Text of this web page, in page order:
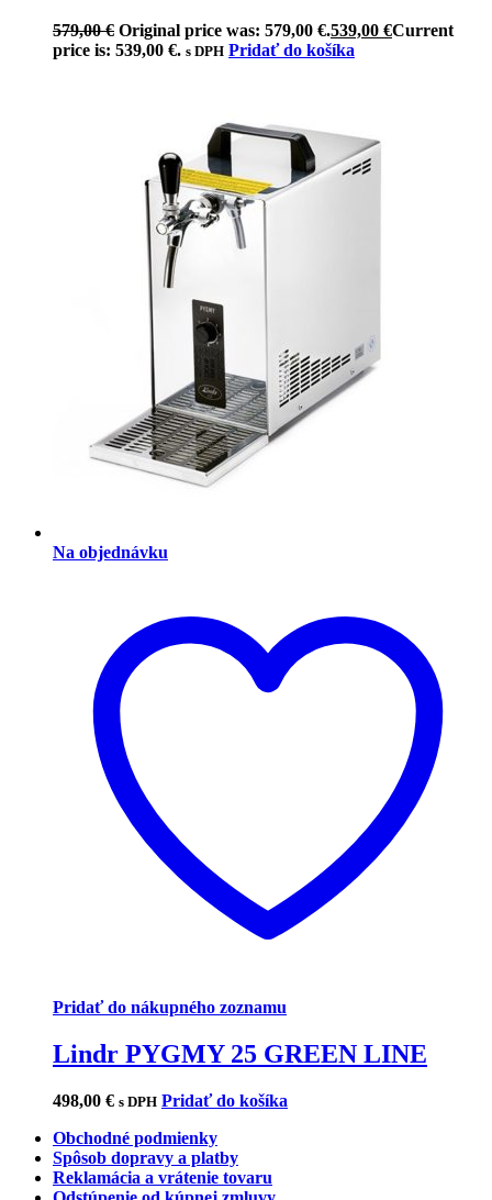
579,00€ Original price was: 579,00 €.539,00 €Current
price is: 539,00 €. s DPH Pridať do košíka
Na objednávku
Pridať do nákupného zoznamu
Lindr PYGMY 25 GREEN LINE
498,00 € s DPH Pridať do košíka
Obchodné podmienky
Spôsob dopravy a platby
Reklamácia a vrátenie tovaru